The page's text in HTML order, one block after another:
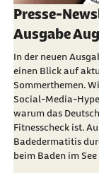
Presse-
Ausgabe
In der neuen
einen Blick auf
Sommerthemen.
Social-Media-
warum das
Fitnesscheck ist.
Badedermatitis
beim Baden im